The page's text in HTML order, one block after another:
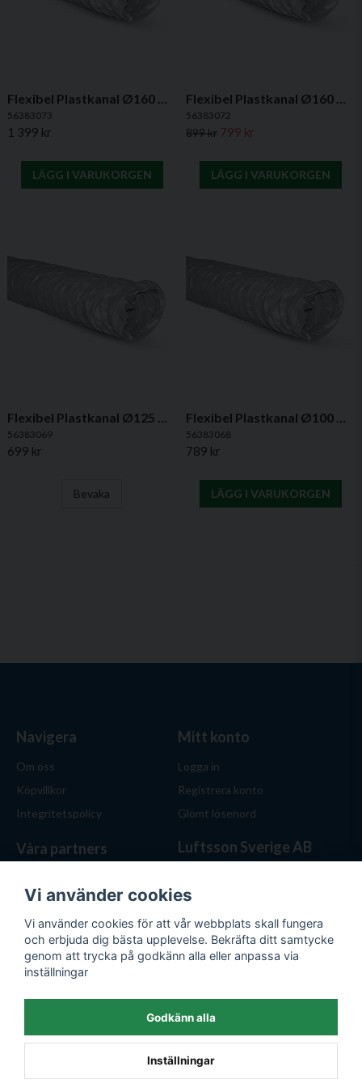
Flexibel Plastkanal Ø160 mm, 10 m - PVC
56383073
1 399 kr
LÄGG I VARUKORGEN
Flexibel Plastkanal Ø160 mm, 6 m - PVC
56383072
899 kr 799 kr
LÄGG I VARUKORGEN
Flexibel Plastkanal Ø125 mm, 6 m - PVC
56383069
699 kr
Bevaka
Flexibel Plastkanal Ø100 mm, 10 m - PVC
56383068
789 kr
LÄGG I VARUKORGEN
Navigera
Om oss
Köpvillkor
Integritetspolicy
Mitt konto
Logga in
Registrera konto
Glömt lösenord
Våra partners Luftsson Sverige AB
hjälper dig att välja rätt
lösning. Hos Luftsson.se får
du personlig service, bra priser
och produkter för både hem
och företag.
E-post:
Vi använder cookies
Vi använder cookies för att vår webbplats skall fungera
och erbjuda dig bästa upplevelse. Bekräfta ditt samtycke
genom att trycka på godkänn alla eller anpassa via
inställningar
Godkänn alla
Inställningar